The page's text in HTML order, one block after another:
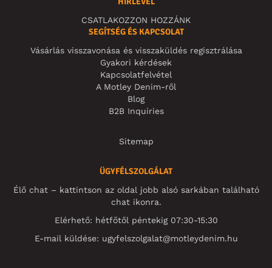
CSATLAKOZZON HOZZÁNK
SEGÍTSÉG ÉS KAPCSOLAT
Vásárlás visszavonása és visszaküldés regisztrálása
Gyakori kérdések
Kapcsolatfelvétel
A Motley Denim-ről
Blog
B2B Inquiries
Sitemap
ÜGYFÉLSZOLGÁLAT
Élő chat – kattintson az oldal jobb alsó sarkában található
chat ikonra.
Elérhető: hétfőtől péntekig 07:30-15:30
E-mail küldése: ugyfelszolgalat@motleydenim.hu